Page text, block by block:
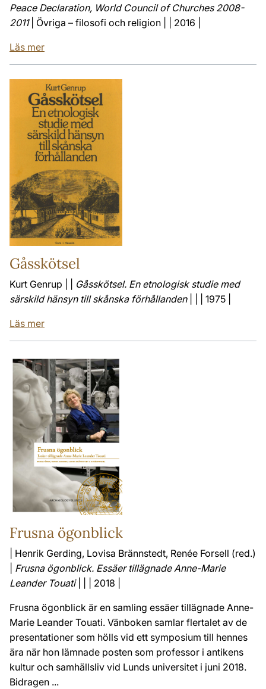
Peace Declaration, World Council of Churches 2008-
2011| Övriga – filosofi och religion | | 2016 |
Läs mer
Gåsskötsel
Kurt Genrup | | Gåsskötsel. En etnologisk studie med
särskild hänsyn till skånska förhållanden| | | 1975 |
Läs mer
Frusna ögonblick
| Henrik Gerding, Lovisa Brännstedt, Renée Forsell (red.)
Frusna ögonblick. Essäer tillägnade Anne-Marie
Leander Touati| | | 2018 |
Frusna ögonblick är en samling essäer tillägnade Anne-
Marie Leander Touati. Vänboken samlar flertalet av de
presentationer som hölls vid ett symposium till hennes
ära när hon lämnade posten som professor i antikens
kultur och samhällsliv vid Lunds universitet i juni 2018.
Bidragen ...